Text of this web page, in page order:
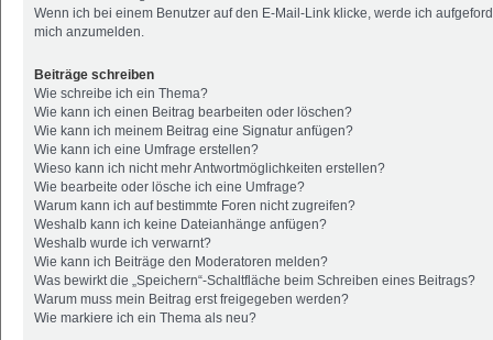
Wenn ich bei einem Benutzer auf den E-Mail-Link klicke, werde ich
mich anzumelden.
Beiträge schreiben
Wie schreibe ich ein Thema?
Wie kann ich einen Beitrag bearbeiten oder löschen?
Wie kann ich meinem Beitrag eine Signatur anfügen?
Wie kann ich eine Umfrage erstellen?
Wieso kann ich nicht mehr Antwortmöglichkeiten erstellen?
Wie bearbeite oder lösche ich eine Umfrage?
Warum kann ich auf bestimmte Foren nicht zugreifen?
Weshalb kann ich keine Dateianhänge anfügen?
Weshalb wurde ich verwarnt?
Wie kann ich Beiträge den Moderatoren melden?
Was bewirkt die „Speichern“-Schaltfläche beim Schreiben eines Beitrags?
Warum muss mein Beitrag erst freigegeben werden?
Wie markiere ich ein Thema als neu?